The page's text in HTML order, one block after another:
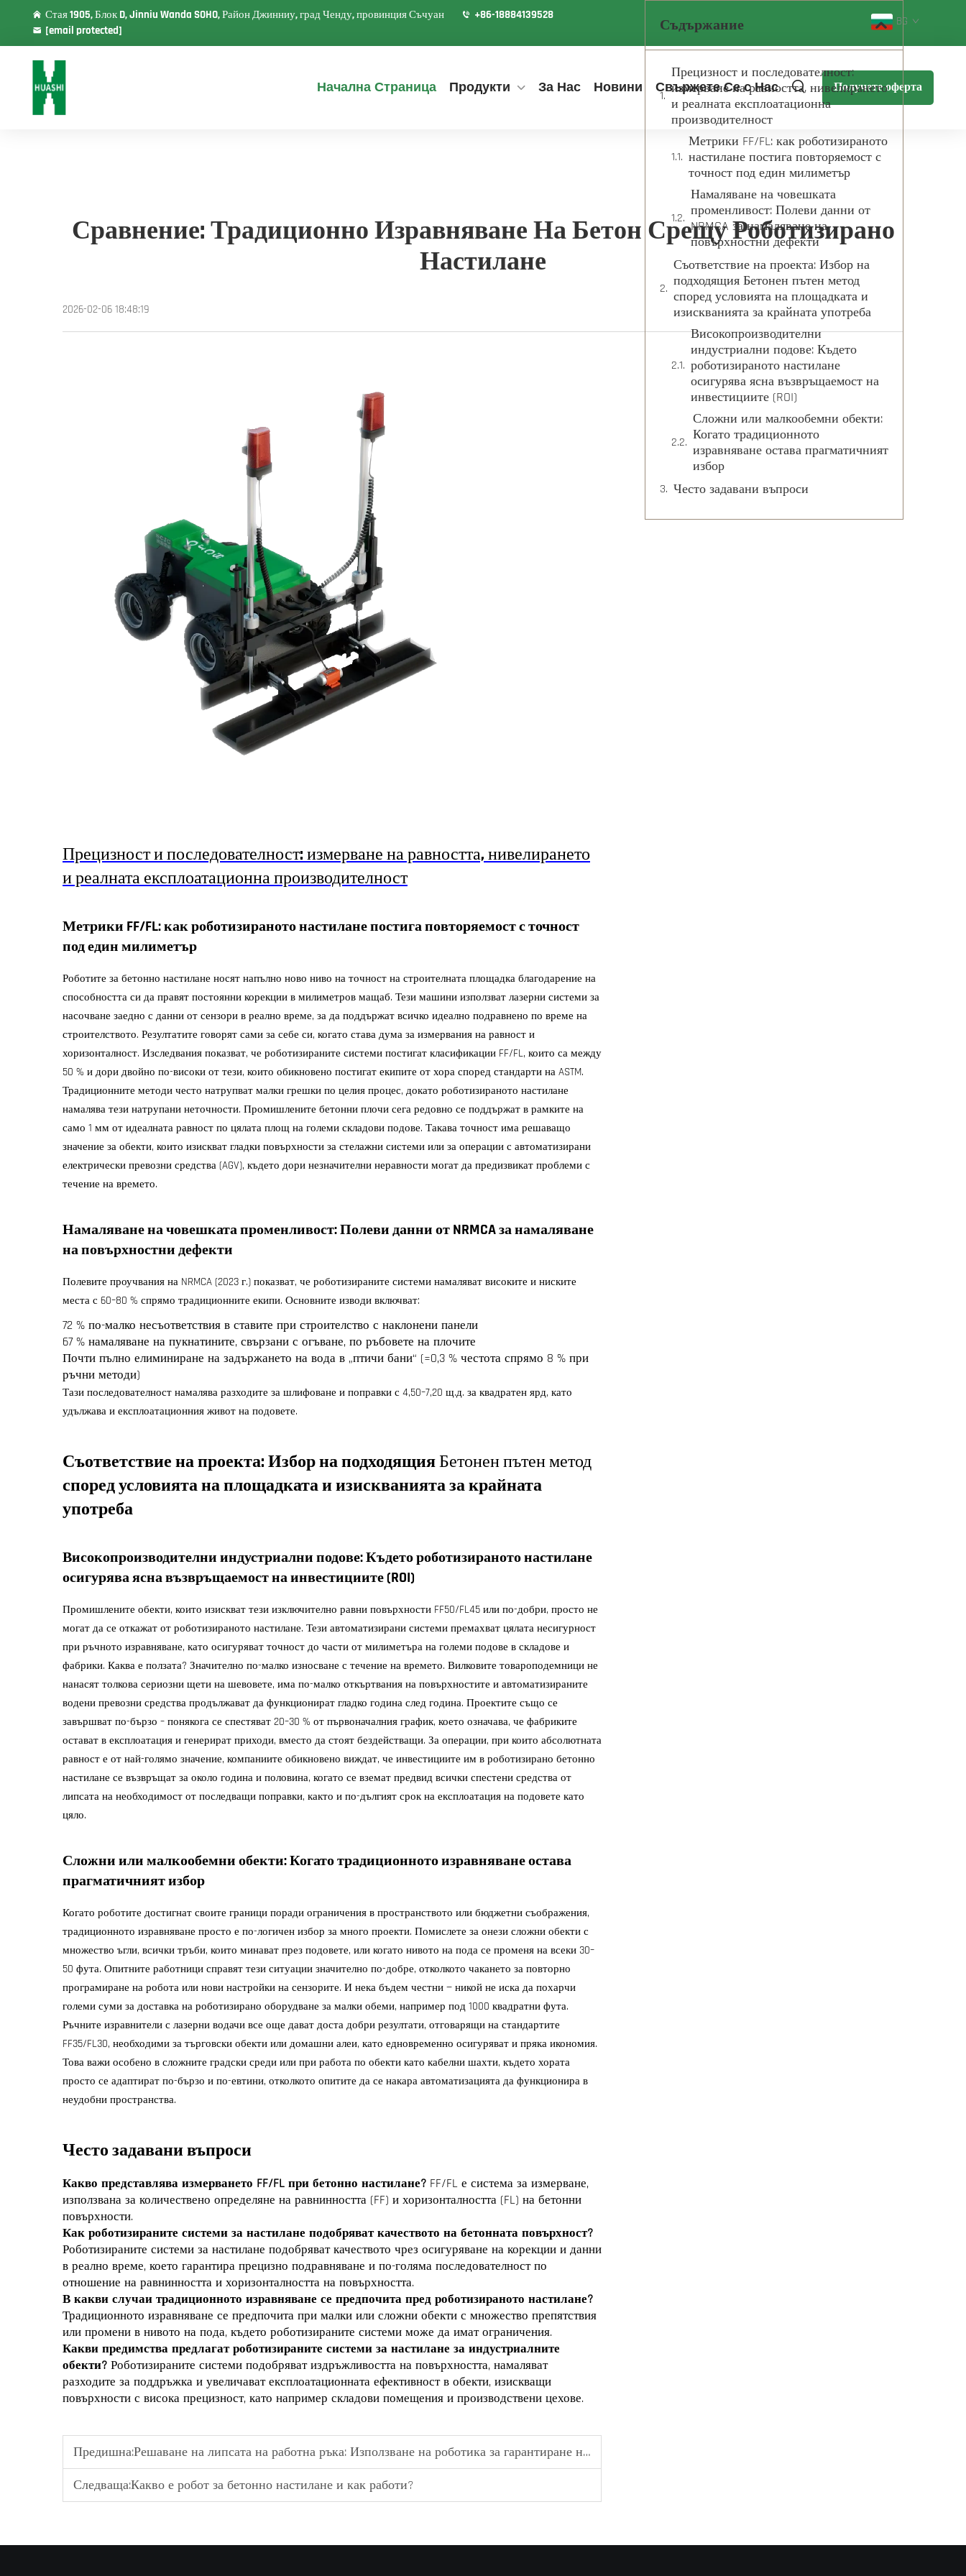
Стая 1905, Блок D, Jinniu Wanda SOHO, Район Джинниу, град Ченду, провинция Съчуан
+86-18884139528
[email protected]
BG
Начална Страница Продукти За Нас Новини Свържете Се с Нас Получете оферта
Сравнение: Традиционно Изравняване На Бетон Срещу Роботизирано
Настилане
2026-02-06 18:48:19
Прецизност и последователност: измерване на равността, нивелирането
и реалната експлоатационна производителност
Метрики FF/FL: как роботизираното настилане постига повторяемост с точност
под един милиметър
Роботите за бетонно настилане носят напълно ново ниво на точност на строителната площадка благодарение на
способността си да правят постоянни корекции в милиметров мащаб. Тези машини използват лазерни системи за
насочване заедно с данни от сензори в реално време, за да поддържат всичко идеално подравнено по време на
строителството. Резултатите говорят сами за себе си, когато става дума за измервания на равност и
хоризонталност. Изследвания показват, че роботизираните системи постигат класификации FF/FL, които са между
50 % и дори двойно по-високи от тези, които обикновено постигат екипите от хора според стандарти на ASTM.
Традиционните методи често натрупват малки грешки по целия процес, докато роботизираното настилане
намалява тези натрупани неточности. Промишлените бетонни плочи сега редовно се поддържат в рамките на
само 1 мм от идеалната равност по цялата площ на големи складови подове. Такава точност има решаващо
значение за обекти, които изискват гладки повърхности за стелажни системи или за операции с автоматизирани
електрически превозни средства (AGV), където дори незначителни неравности могат да предизвикат проблеми с
течение на времето.
Намаляване на човешката променливост: Полеви данни от NRMCA за намаляване
на повърхностни дефекти
Полевите проучвания на NRMCA (2023 г.) показват, че роботизираните системи намаляват високите и ниските
места с 60–80 % спрямо традиционните екипи. Основните изводи включват:
72 % по-малко несъответствия в ставите при строителство с наклонени панели
67 % намаляване на пукнатините, свързани с огъване, по ръбовете на плочите
Почти пълно елиминиране на задържането на вода в „птичи бани“ (≈0,3 % честота спрямо 8 % при
ръчни методи)
Тази последователност намалява разходите за шлифоване и поправки с 4,50–7,20 щ.д. за квадратен ярд, като
удължава и експлоатационния живот на подовете.
Съответствие на проекта: Избор на подходящияБетонен пътен метод
според условията на площадката и изискванията за крайната
употреба
Високопроизводителни индустриални подове: Където роботизираното настилане
осигурява ясна възвръщаемост на инвестициите (ROI)
Промишлените обекти, които изискват тези изключително равни повърхности FF50/FL45 или по-добри, просто не
могат да се откажат от роботизираното настилане. Тези автоматизирани системи премахват цялата несигурност
при ръчното изравняване, като осигуряват точност до части от милиметъра на големи подове в складове и
фабрики. Каква е ползата? Значително по-малко износване с течение на времето. Вилковите товароподемници не
нанасят толкова сериозни щети на шевовете, има по-малко откъртвания на повърхностите и автоматизираните
водени превозни средства продължават да функционират гладко година след година. Проектите също се
завършват по-бързо – понякога се спестяват 20–30 % от първоначалния график, което означава, че фабриките
остават в експлоатация и генерират приходи, вместо да стоят бездействащи. За операции, при които абсолютната
равност е от най-голямо значение, компаниите обикновено виждат, че инвестициите им в роботизирано бетонно
настилане се възвръщат за около година и половина, когато се вземат предвид всички спестени средства от
липсата на необходимост от последващи поправки, както и по-дългият срок на експлоатация на подовете като
цяло.
Сложни или малкообемни обекти: Когато традиционното изравняване остава
прагматичният избор
Когато роботите достигнат своите граници поради ограничения в пространството или бюджетни съображения,
традиционното изравняване просто е по-логичен избор за много проекти. Помислете за онези сложни обекти с
множество ъгли, всички тръби, които минават през подовете, или когато нивото на пода се променя на всеки 30–
50 фута. Опитните работници справят тези ситуации значително по-добре, отколкото чакането за повторно
програмиране на робота или нови настройки на сензорите. И нека бъдем честни — никой не иска да похарчи
големи суми за доставка на роботизирано оборудване за малки обеми, например под 1000 квадратни фута.
Ръчните изравнители с лазерни водачи все още дават доста добри резултати, отговарящи на стандартите
FF35/FL30, необходими за търговски обекти или домашни алеи, като едновременно осигуряват и пряка икономия.
Това важи особено в сложните градски среди или при работа по обекти като кабелни шахти, където хората
просто се адаптират по-бързо и по-евтини, отколкото опитите да се накара автоматизацията да функционира в
неудобни пространства.
Често задавани въпроси
Какво представлява измерването FF/FL при бетонно настилане? FF/FL е система за измерване,
използвана за количествено определяне на равнинността (FF) и хоризонталността (FL) на бетонни
повърхности.
Как роботизираните системи за настилане подобряват качеството на бетонната повърхност?
Роботизираните системи за настилане подобряват качеството чрез осигуряване на корекции и данни
в реално време, което гарантира прецизно подравняване и по-голяма последователност по
отношение на равнинността и хоризонталността на повърхността.
В какви случаи традиционното изравняване се предпочита пред роботизираното настилане?
Традиционното изравняване се предпочита при малки или сложни обекти с множество препятствия
или промени в нивото на пода, където роботизираните системи може да имат ограничения.
Какви предимства предлагат роботизираните системи за настилане за индустриалните
обекти? Роботизираните системи подобряват издръжливостта на повърхността, намаляват
разходите за поддръжка и увеличават експлоатационната ефективност в обекти, изискващи
повърхности с висока прецизност, като например складови помещения и производствени цехове.
Предишна:Решаване на липсата на работна ръка: Използване на роботика за гарантиране на последователни резултати при бетонни работи
Следваща:Какво е робот за бетонно настилане и как работи?
Съдържание
Прецизност и последователност:
измерване на равността, нивелирането
и реалната експлоатационна
производителност
Метрики FF/FL: как роботизираното
настилане постига повторяемост с
точност под един милиметър
Намаляване на човешката
променливост: Полеви данни от
NRMCA за намаляване на
повърхностни дефекти
Съответствие на проекта: Избор на
подходящия Бетонен пътен метод
според условията на площадката и
изискванията за крайната употреба
Високопроизводителни
индустриални подове: Където
роботизираното настилане
осигурява ясна възвръщаемост на
инвестициите (ROI)
Сложни или малкообемни обекти:
Когато традиционното
изравняване остава прагматичният
избор
Често задавани въпроси